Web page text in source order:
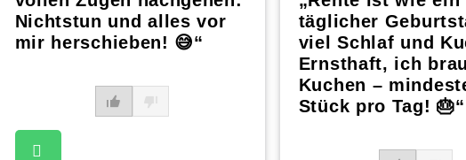
Nichtstun und alles vor
mir herschieben! 😅“
täglicher
viel Schlaf und
Ernsthaft, ich
Kuchen –
Stück pro Tag! 🎂“